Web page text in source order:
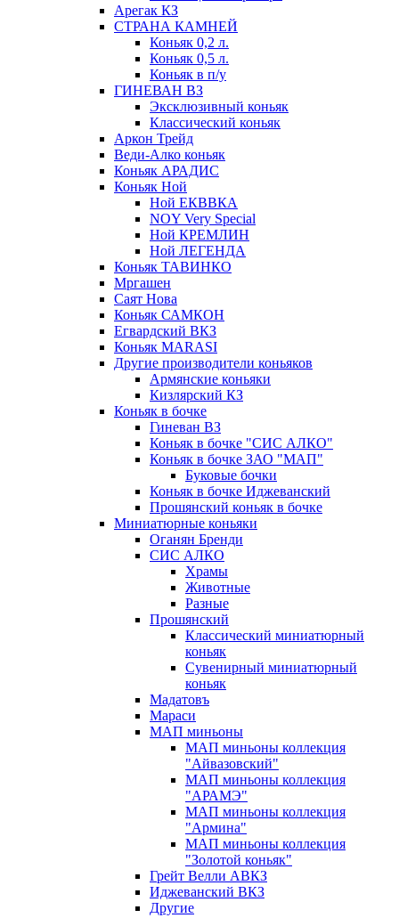
Арегак КЗ
СТРАНА КАМНЕЙ
Коньяк 0,2 л.
Коньяк 0,5 л.
Коньяк в п/у
ГИНЕВАН ВЗ
Эксклюзивный коньяк
Классический коньяк
Аркон Трейд
Веди-Алко коньяк
Коньяк АРАДИС
Коньяк Ной
Ной ЕКВВКА
NOY Very Special
Ной КРЕМЛИН
Ной ЛЕГЕНДА
Коньяк ТАВИНКО
Мргашен
Саят Нова
Коньяк САМКОН
Егвардский ВКЗ
Коньяк MARASI
Другие производители коньяков
Армянские коньяки
Кизлярский КЗ
Коньяк в бочке
Гиневан ВЗ
Коньяк в бочке "СИС АЛКО"
Коньяк в бочке ЗАО "МАП"
Буковые бочки
Коньяк в бочке Иджеванский
Прошянский коньяк в бочке
Миниатюрные коньяки
Оганян Бренди
СИС АЛКО
Храмы
Животные
Разные
Прошянский
Классический миниатюрный
коньяк
Сувенирный миниатюрный
коньяк
Мадатовъ
Мараси
МАП миньоны
МАП миньоны коллекция
"Айвазовский"
МАП миньоны коллекция
"АРАМЭ"
МАП миньоны коллекция
"Армина"
МАП миньоны коллекция
"Золотой коньяк"
Грейт Велли АВКЗ
Иджеванский ВКЗ
Другие